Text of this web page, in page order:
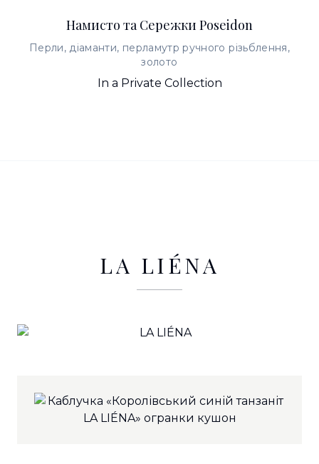
Намисто та Сережки Poseidon
Перли, діаманти, перламутр ручного різьблення,
золото
In a Private Collection
LA LIÉNA